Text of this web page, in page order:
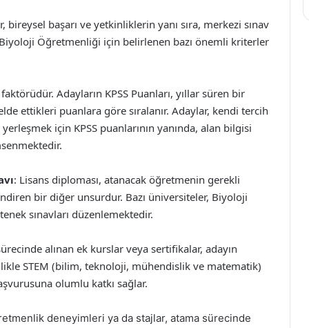
bireysel başarı ve yetkinliklerin yanı sıra, merkezi sınav
Öğretmenliği için belirlenen bazı önemli kriterler
Adayların KPSS Puanları, yıllar süren bir
ettikleri puanlara göre sıralanır. Adaylar, kendi tercih
için KPSS puanlarının yanında, alan bilgisi
: Lisans diploması, atanacak öğretmenin gerekli
bir diğer unsurdur. Bazı üniversiteler, Biyoloji
sınavları düzenlemektedir.
alınan ek kurslar veya sertifikalar, adayın
STEM (bilim, teknoloji, mühendislik ve matematik)
olumlu katkı sağlar.
deneyimleri ya da stajlar, atama sürecinde